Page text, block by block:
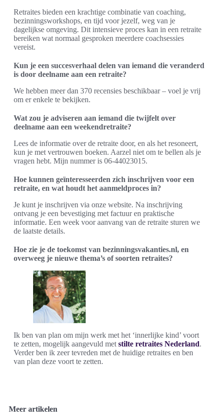
Retraites bieden een krachtige combinatie van coaching,
bezinningsworkshops, en tijd voor jezelf, weg van je
dagelijkse omgeving. Dit intensieve proces kan in een retraite
bereiken wat normaal gesproken meerdere coachsessies
vereist.
Kun je een succesverhaal delen van iemand die veranderd
is door deelname aan een retraite?
We hebben meer dan 370 recensies beschikbaar – voel je vrij
om er enkele te bekijken.
Wat zou je adviseren aan iemand die twijfelt over
deelname aan een weekendretraite?
Lees de informatie over de retraite door, en als het resoneert,
kun je met vertrouwen boeken. Aarzel niet om te bellen als je
vragen hebt. Mijn nummer is 06-44023015.
Hoe kunnen geïnteresseerden zich inschrijven voor een
retraite, en wat houdt het aanmeldproces in?
Je kunt je inschrijven via onze website. Na inschrijving
ontvang je een bevestiging met factuur en praktische
informatie. Een week voor aanvang van de retraite sturen we
de laatste details.
Hoe zie je de toekomst van bezinningsvakanties.nl, en
overweeg je nieuwe thema’s of soorten retraites?
Ik ben van plan om mijn werk met het ‘innerlijke kind’ voort
te zetten, mogelijk aangevuld met stilte retraites Nederland.
Verder ben ik zeer tevreden met de huidige retraites en ben
van plan deze voort te zetten.
Meer artikelen